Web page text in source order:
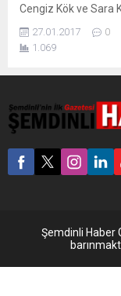
Cengiz Kök ve Sara
kaldıktan sonra
mahkemece
yapılan baskınla 12
birlikte gözaltına
Nusaybin Belediye
başkanları Sara
Cengiz Kök 14 gün
27.01.2017
0
1.069
Şemdinli Haber